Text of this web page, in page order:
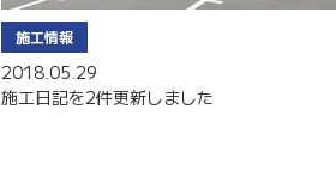
施工情報
2018.05.29
施工日記を2件更新しました